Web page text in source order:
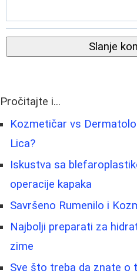
Slanje
Pročitajte i...
Kozmetičar vs
Lica?
Iskustva sa
operacije kapaka
Savršeno Rumenilo i
Najbolji preparati za
zime
Sve što treba da znate o